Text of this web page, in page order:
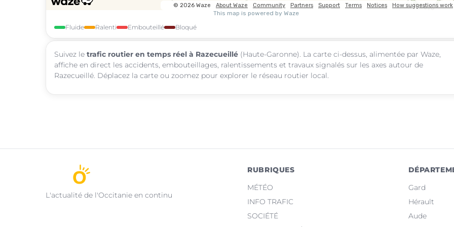
Fluide Ralenti Embouteillé Bloqué
Suivez le trafic routier en temps réel à Razecueillé (Haute-Garonne). La carte ci-dessus, alimentée par Waze,
affiche en direct les accidents, embouteillages, ralentissements et travaux signalés sur les axes autour de
Razecueillé. Déplacez la carte ou zoomez pour explorer le réseau routier local.
L'actualité de l'Occitanie en continu
RUBRIQUES
MÉTÉO
INFO TRAFIC
SOCIÉTÉ
Gard
Hérault
Aude